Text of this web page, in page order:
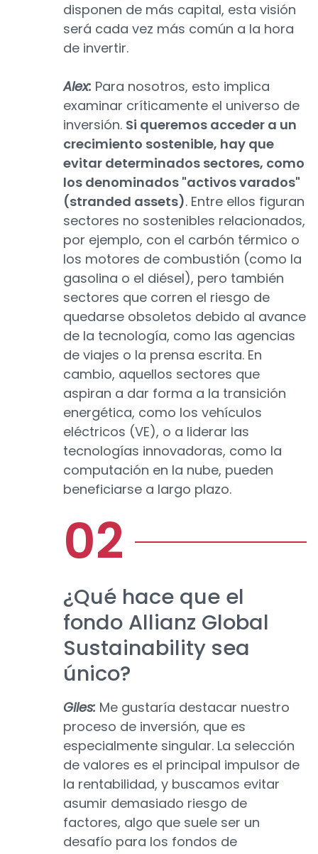
disponen de más capital, esta visión
será cada vez más común a la hora
de invertir.
Alex: Para nosotros, esto implica
examinar críticamente el universo de
inversión. Si queremos acceder a un
crecimiento sostenible, hay que
evitar determinados sectores, como
los denominados "activos varados"
(stranded assets). Entre ellos figuran
sectores no sostenibles relacionados,
por ejemplo, con el carbón térmico o
los motores de combustión (como la
gasolina o el diésel), pero también
sectores que corren el riesgo de
quedarse obsoletos debido al avance
de la tecnología, como las agencias
de viajes o la prensa escrita. En
cambio, aquellos sectores que
aspiran a dar forma a la transición
energética, como los vehículos
eléctricos (VE), o a liderar las
tecnologías innovadoras, como la
computación en la nube, pueden
beneficiarse a largo plazo.
¿Qué hace que el
fondo Allianz Global
Sustainability sea
único?
Giles: Me gustaría destacar nuestro
proceso de inversión, que es
especialmente singular. La selección
de valores es el principal impulsor de
la rentabilidad, y buscamos evitar
asumir demasiado riesgo de
factores, algo que suele ser un
desafío para los fondos de